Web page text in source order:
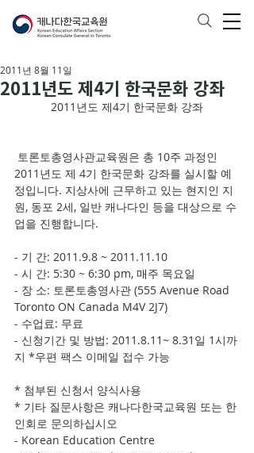
2011년도 제4기 한국문화 강좌
2011년 8월 11일
2011년도 제4기 한국문화 강좌
2011년도 제 4기 한국문화 강좌를 실시할 예
정입니다. 지상사에 근무하고 있는 현지인 지
원, 동포 2세, 일반 캐나다인 등을 대상으로 수
업을 진행합니다.
- 기 간: 2011.9.8 ~ 2011.11.10
- 시 간: 5:30 ~ 6:30 pm, 매주 목요일
- 장 소: 토론토총영사관 (555 Avenue Road
Toronto ON Canada M4V 2J7)
- 수업료: 무료
- 신청기간 및 방법: 2011.8.11~ 8.31일 1시까
지 *우편 팩스 이메일 접수 가능
* 첨부된 신청서 양식사용
* 기타 질문사항은 캐나다한국교육원 또는 한
인회로 문의하십시오
- Korean Education Centre